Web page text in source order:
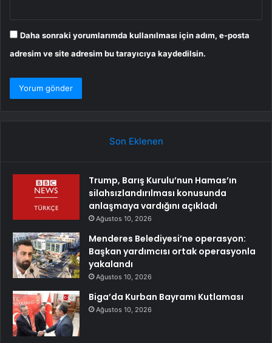
Daha sonraki yorumlarımda kullanılması için adım, e-posta
adresim ve site adresim bu tarayıcıya kaydedilsin.
Son Eklenen
Trump, Barış Kurulu’nun Hamas’ın
silahsızlandırılması konusunda
anlaşmaya vardığını açıkladı
Ağustos 10, 2026
Menderes Belediyesi’ne operasyon:
Başkan yardımcısı ortak operasyonla
yakalandı
Ağustos 10, 2026
Biga’da Kurban Bayramı Kutlaması
Ağustos 10, 2026